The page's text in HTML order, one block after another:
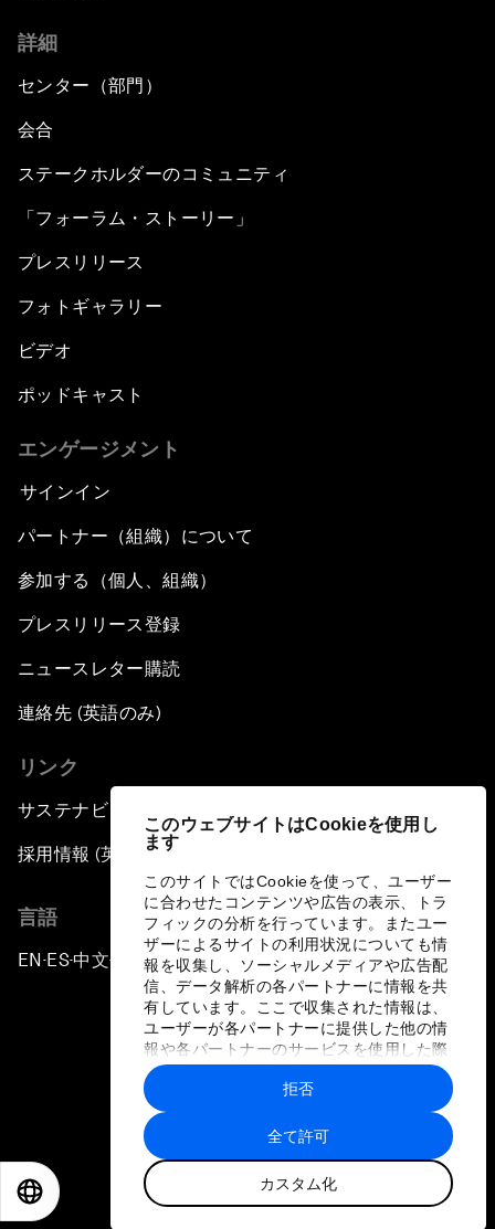
このウェブサイトはCookieを使用し
ます
このサイトではCookieを使って、ユーザー
に合わせたコンテンツや広告の表示、トラ
フィックの分析を行っています。またユー
ザーによるサイトの利用状況についても情
報を収集し、ソーシャルメディアや広告配
信、データ解析の各パートナーに情報を共
有しています。ここで収集された情報は、
ユーザーが各パートナーに提供した他の情
報や各パートナーのサービスを使用した際
に収集された情報と組み合わされ、各パー
トナーによって使用されることがありま
す。
全て許可
カスタム化
拒否
詳細
センター（部門）
会合
ステークホルダーのコミュニティ
「フォーラム・ストーリー」
プレスリリース
フォトギャラリー
ビデオ
ポッドキャスト
エンゲージメント
サインイン
パートナー（組織）について
参加する（個人、組織）
プレスリリース登録
ニュースレター購読
連絡先 (英語のみ)
リンク
サステナビリティへの取り組み
採用情報 (英語のみ)
言語
EN ▪ES▪中文▪ 日本語
プライバシーポリシーと利用規約
サイトマップ
©
世界経済フォーラム